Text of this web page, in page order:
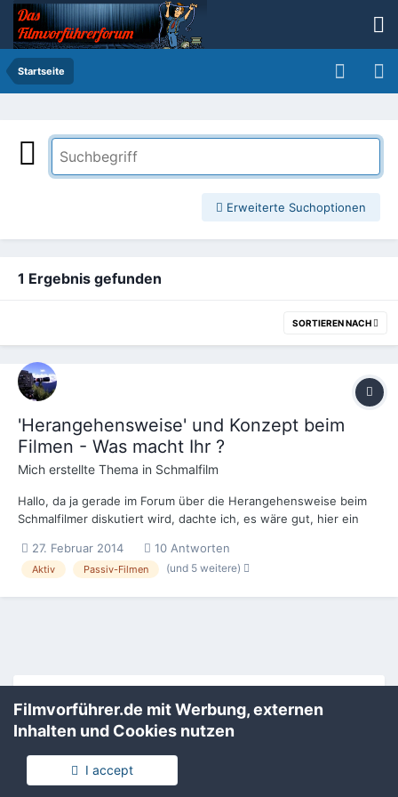
Startseite
Erweiterte Suchoptionen
1 Ergebnis gefunden
SORTIEREN NACH
'Herangehensweise' und Konzept beim
Filmen - Was macht Ihr ?
Mich erstellte Thema in Schmalfilm
Hallo, da ja gerade im Forum über die Herangehensweise beim
Schmalfilmer diskutiert wird, dachte ich, es wäre gut, hier ein
Diskussionsstoff und Bedarf geben wird. Also, was macht ihr ?
Erzählt ihr z.B. lieber Geschichten (geplant mit Drehb...
27. Februar 2014 10 Antworten
Aktiv Passiv-Filmen (und 5 weitere)
Impressum / Datenschutzerklärung
Nutzungsbedingungen
Filmvorführer.de mit Werbung, externen
Inhalten und Cookies nutzen
I accept